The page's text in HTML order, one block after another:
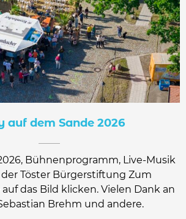
auf dem Sande 2026
Bühnenprogramm, Live-Musik
Töster Bürgerstiftung Zum
das Bild klicken. Vielen Dank an
Brehm und andere.